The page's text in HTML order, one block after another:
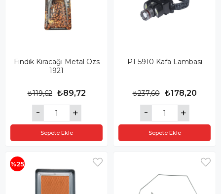
Fındık Kıracağı Metal Özs
1921
₺89,72
₺119,62
Sepete Ekle
PT 5910 Kafa Lambası
₺178,20
₺237,60
Sepete Ekle
%25